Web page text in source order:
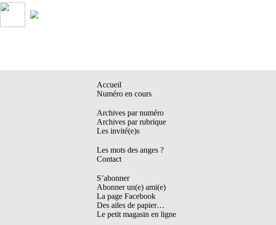
Accueil
Numéro en cours
Archives par numéro
Archives par rubrique
Les invité(e)s
Les mots des anges ?
Contact
S’abonner
Abonner un(e) ami(e)
La page Facebook
Des ailes de papier…
Le petit magasin en ligne